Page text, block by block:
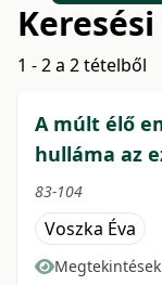
1 - 2 a 2 tételből
A múlt élő
hulláma az
83-104
Voszka Éva